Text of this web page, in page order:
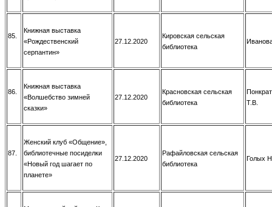
85.
Книжная выставка
«Рождественский
серпантин»
27.12.2020
Кировская сельская
библиотека
86.
Книжная выставка
«Волшебство зимней
сказки»
27.12.2020
Красновская сельская
библиотека
Т.В.
87.
Женский клуб «Общение»,
библиотечные посиделки
«Новый год шагает по
планете»
27.12.2020
Рафайловская сельская
библиотека
Голых